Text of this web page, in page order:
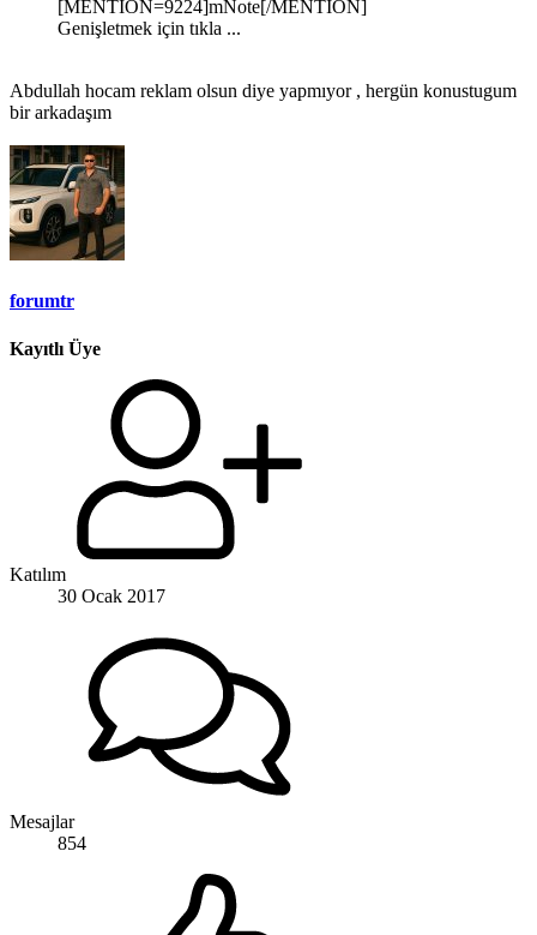
[MENTION=9224]mNote[/MENTION]
Genişletmek için tıkla ...
Abdullah hocam reklam olsun diye yapmıyor , hergün konustugum
bir arkadaşım
forumtr
Kayıtlı Üye
Katılım
30 Ocak 2017
Mesajlar
854